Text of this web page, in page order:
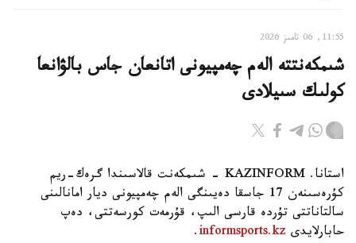
11:55, 06 تامىز 2026
شىمكەنتتە الەم چەمپيونى اتانعان جاس بالۋانعا
كولىك سىيلادى
استانا. KAZINFORM - شىمكەنت قالاسىندا گرەك-ريم
كۇرەسىنەن 17 جاسقا دەيىنگى الەم چەمپيونى ديار امانالىنى
سالتاناتتى تۇردە قارسى الىپ، قۇرمەت كورسەتتى، دەپ
حابارلايدى informsports.kz
.